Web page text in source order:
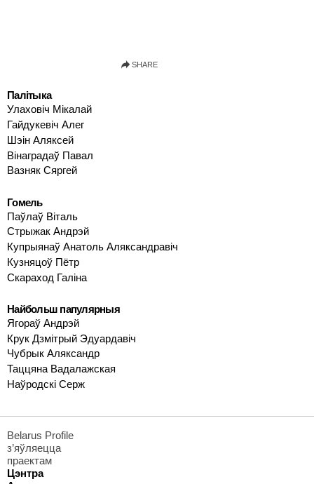
Палітыка
Улаховіч Мікалай
Гайдукевіч Алег
Шэін Аляксей
Вінаградаў Павал
Вазняк Сяргей
Гомель
Паўлаў Віталь
Стрыжак Андрэй
Купрыянаў Анатоль Аляксандравіч
Кузняцоў Пётр
Скараход Галіна
Найбольш папулярныя
Ягораў Андрэй
Крук Дзмітрый Эдуардавіч
Чубрык Аляксандр
Таццяна Вадалажская
Наўродскі Серж
Belarus Profile
з’яўляецца
праектам
Цэнтра